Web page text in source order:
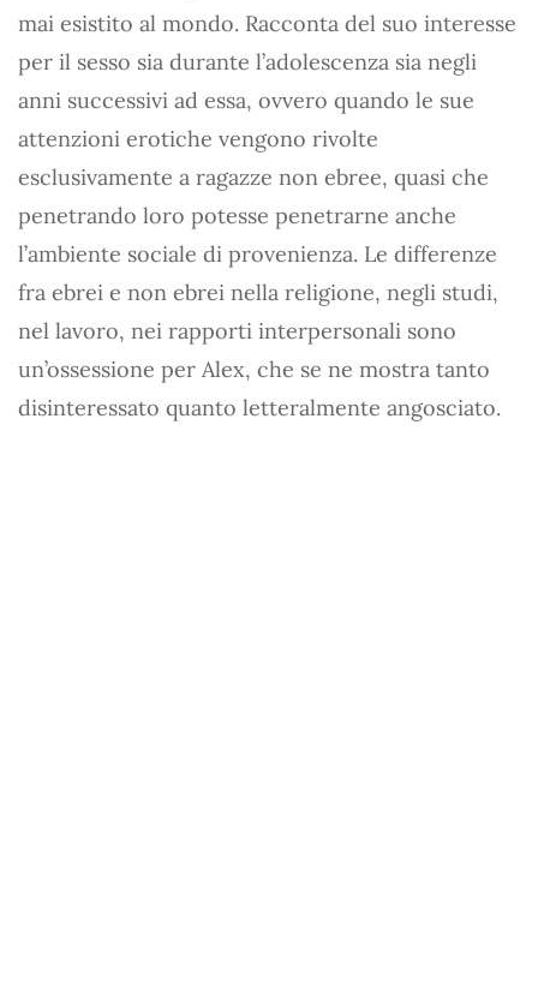
mai esistito al mondo. Racconta del suo interesse
per il sesso sia durante l’adolescenza sia negli
anni successivi ad essa, ovvero quando le sue
attenzioni erotiche vengono rivolte
esclusivamente a ragazze non ebree, quasi che
penetrando loro potesse penetrarne anche
l’ambiente sociale di provenienza. Le differenze
fra ebrei e non ebrei nella religione, negli studi,
nel lavoro, nei rapporti interpersonali sono
un’ossessione per Alex, che se ne mostra tanto
disinteressato quanto letteralmente angosciato.